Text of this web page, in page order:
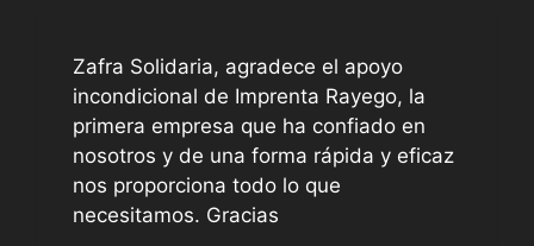
Zafra Solidaria, agradece el apoyo
incondicional de Imprenta Rayego, la
primera empresa que ha confiado en
nosotros y de una forma rápida y eficaz
nos proporciona todo lo que
necesitamos. Gracias